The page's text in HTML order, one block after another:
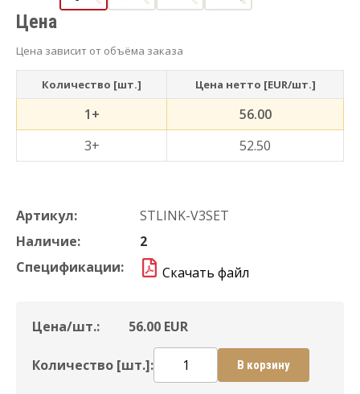
Артикул:
STLINK-V3SET
Наличие:
2
Спецификации:
Скачать файл
Цена/шт.: 56.00 EUR
Количество [шт.]: В корзину
Цена
Цена зависит от объёма заказа
Количество [шт.] Цена нетто [EUR/шт.]
1+
56.00
3+
52.50